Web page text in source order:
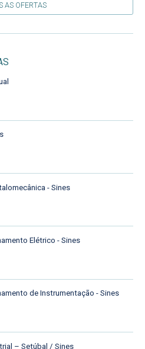
AS OFERTAS
- Sines
Elétrico - Sines
de Instrumentação - Sines
– Setúbal / Sines